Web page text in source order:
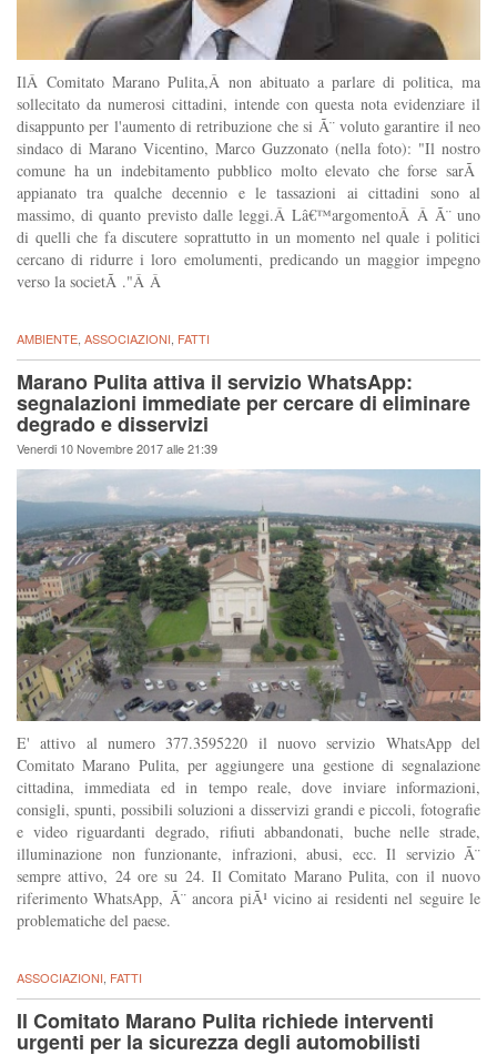
IlÂ Comitato Marano Pulita,Â non abituato a parlare di politica, ma
sollecitato da numerosi cittadini, intende con questa nota evidenziare il
disappunto per l'aumento di retribuzione che si Ã¨ voluto garantire il neo
sindaco di Marano Vicentino, Marco Guzzonato (nella foto): "Il nostro
comune ha un indebitamento pubblico molto elevato che forse sarÃ
appianato tra qualche decennio e le tassazioni ai cittadini sono al
massimo, di quanto previsto dalle leggi.Â Lâ€™argomentoÂ Â Ã¨ uno
di quelli che fa discutere soprattutto in un momento nel quale i politici
cercano di ridurre i loro emolumenti, predicando un maggior impegno
verso la societÃ ."Â Â
AMBIENTE ASSOCIAZIONI FATTI
Marano Pulita attiva il servizio WhatsApp:
segnalazioni immediate per cercare di eliminare
degrado e disservizi
Venerdi 10 Novembre 2017 alle 21:39
E' attivo al numero 377.3595220 il nuovo servizio WhatsApp del
Comitato Marano Pulita, per aggiungere una gestione di segnalazione
cittadina, immediata ed in tempo reale, dove inviare informazioni,
consigli, spunti, possibili soluzioni a disservizi grandi e piccoli, fotografie
e video riguardanti degrado, rifiuti abbandonati, buche nelle strade,
illuminazione non funzionante, infrazioni, abusi, ecc. Il servizio Ã¨
sempre attivo, 24 ore su 24. Il Comitato Marano Pulita, con il nuovo
riferimento WhatsApp, Ã¨ ancora piÃ¹ vicino ai residenti nel seguire le
problematiche del paese.
ASSOCIAZIONI FATTI
Il Comitato Marano Pulita richiede interventi
urgenti per la sicurezza degli automobilisti